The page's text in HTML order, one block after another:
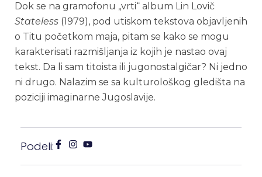
Dok se na gramofonu „vrti“ album Lin Lovič
Stateless (1979), pod utiskom tekstova objavljenih
o Titu početkom maja, pitam se kako se mogu
karakterisati razmišljanja iz kojih je nastao ovaj
tekst. Da li sam titoista ili jugonostalgičar? Ni jedno
ni drugo. Nalazim se sa kulturološkog gledišta na
poziciji imaginarne Jugoslavije.
Podeli: